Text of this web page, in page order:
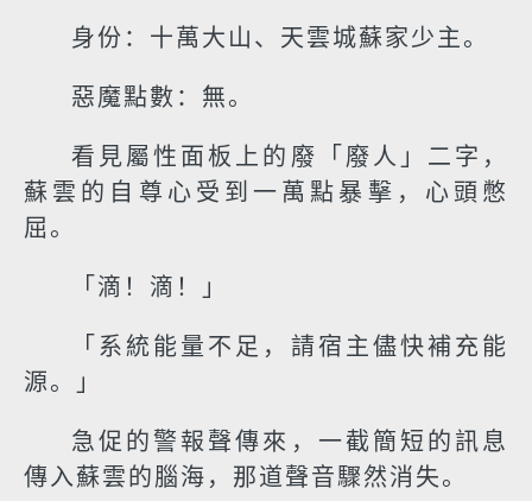
身份：十萬大山、天雲城蘇家少主。
惡魔點數：無。
看見屬性面板上的廢「廢人」二字，
蘇雲的自尊心受到一萬點暴擊，心頭憋
屈。
「滴！滴！」
「系統能量不足，請宿主儘快補充能
源。」
急促的警報聲傳來，一截簡短的訊息
傳入蘇雲的腦海，那道聲音驟然消失。